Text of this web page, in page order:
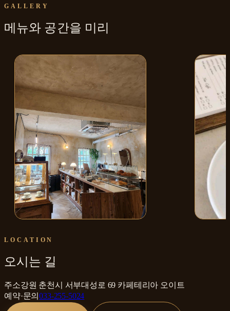
GALLERY
메뉴와 공간을 미리
LOCATION
오시는 길
주소강원 춘천시 서부대성로 69 카페테리아 오이트
예약·문의033-255-5024